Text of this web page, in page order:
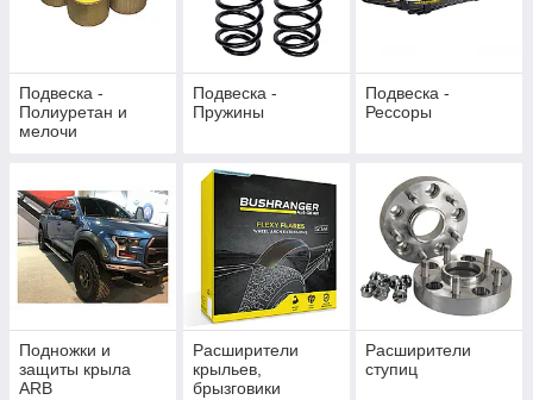
Подвеска -
Полиуретан и
мелочи
Подвеска -
Пружины
Подвеска -
Рессоры
Подножки и
защиты крыла
ARB
Расширители
крыльев,
брызговики
Расширители
ступиц